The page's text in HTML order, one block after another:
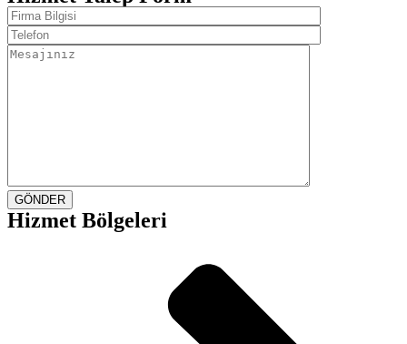
GÖNDER
Hizmet Bölgeleri